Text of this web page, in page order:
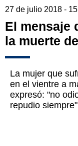
27 de julio 2018 -
El mensaje
la muerte
La mujer que
en el vientre a
expresó: "no
repudio